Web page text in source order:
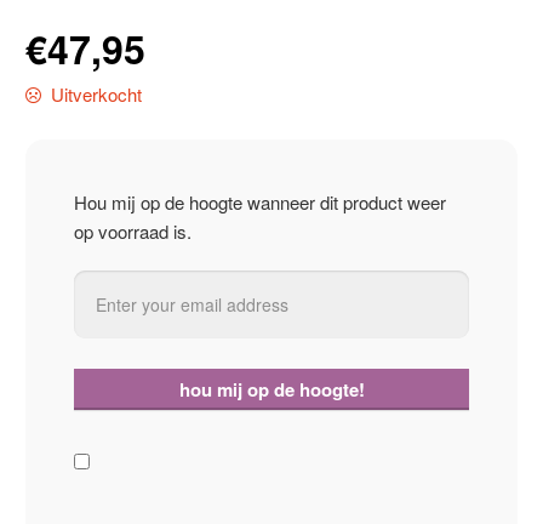
€47,95
Uitverkocht
Hou mij op de hoogte wanneer dit product weer
op voorraad is.